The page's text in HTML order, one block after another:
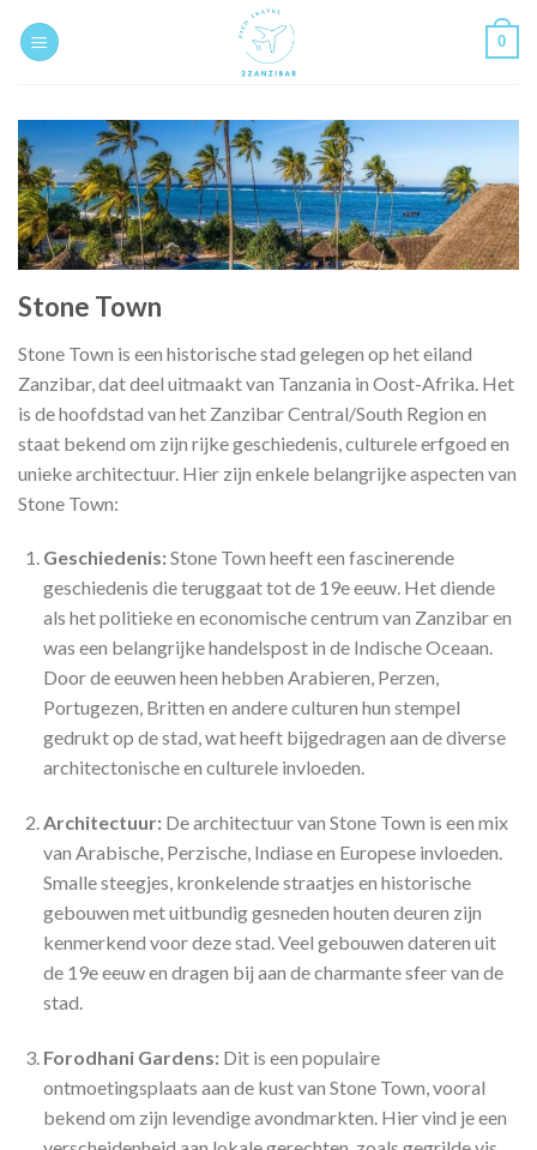
0
Stone Town
Stone Town is een historische stad gelegen op het eiland
Zanzibar, dat deel uitmaakt van Tanzania in Oost-Afrika. Het
is de hoofdstad van het Zanzibar Central/South Region en
staat bekend om zijn rijke geschiedenis, culturele erfgoed en
unieke architectuur. Hier zijn enkele belangrijke aspecten van
Stone Town:
Geschiedenis:Stone Town heeft een fascinerende
geschiedenis die teruggaat tot de 19e eeuw. Het diende
als het politieke en economische centrum van Zanzibar en
was een belangrijke handelspost in de Indische Oceaan.
Door de eeuwen heen hebben Arabieren, Perzen,
Portugezen, Britten en andere culturen hun stempel
gedrukt op de stad, wat heeft bijgedragen aan de diverse
architectonische en culturele invloeden.
Architectuur:De architectuur van Stone Town is een mix
van Arabische, Perzische, Indiase en Europese invloeden.
Smalle steegjes, kronkelende straatjes en historische
gebouwen met uitbundig gesneden houten deuren zijn
kenmerkend voor deze stad. Veel gebouwen dateren uit
de 19e eeuw en dragen bij aan de charmante sfeer van de
stad.
Forodhani Gardens:Dit is een populaire
ontmoetingsplaats aan de kust van Stone Town, vooral
bekend om zijn levendige avondmarkten. Hier vind je een